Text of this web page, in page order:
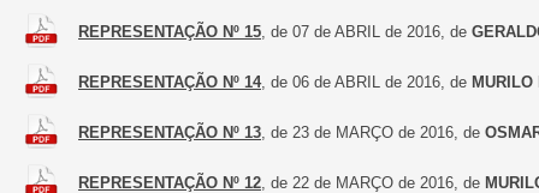
REPRESENTAÇÃO Nº 15, de 07 de ABRIL de 2016, de
REPRESENTAÇÃO Nº 14, de 06 de ABRIL de 2016, de MURILO
REPRESENTAÇÃO Nº 13, de 23 de MARÇO de 2016, de
REPRESENTAÇÃO Nº 12, de 22 de MARÇO de 2016, de